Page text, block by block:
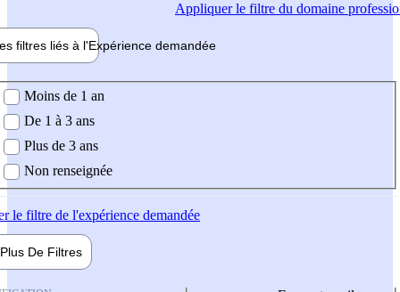
Appliquerle filtre du domaine
filtres liés à l'Expérience demandée
demandée
Moins de 1 an
De 1 à 3 ans
Plus de 3 ans
Non renseignée
le filtre de l'expérience demandée
Plus De Filtres